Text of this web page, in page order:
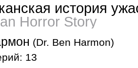
история
Horror Story
(Dr. Ben Harmon)
13